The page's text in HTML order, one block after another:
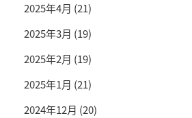
2025年4月 (21)
2025年3月 (19)
2025年2月 (19)
2025年1月 (21)
2024年12月 (20)